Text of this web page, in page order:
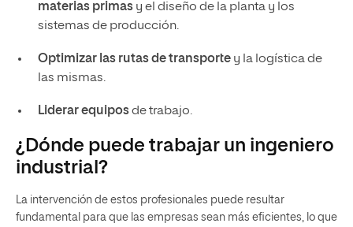
materias primasy el diseño de la planta y los
sistemas de producción.
Optimizar las rutas de transportey la logística de
las mismas.
Liderar equiposde trabajo.
¿Dónde puede trabajar un ingeniero
industrial?
La intervención de estos profesionales puede resultar
fundamental para que las empresas sean más eficientes, lo que